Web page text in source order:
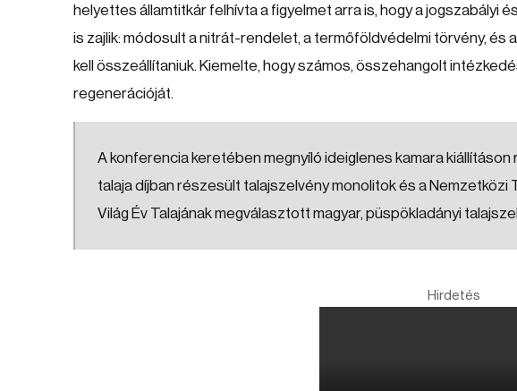
helyettes államtitkár felhívta a figyelmet arra is, hogy a jogszabályi
is zajlik: módosult a nitrát-rendelet, a termőföldvédelmi törvény, és
kell összeállítaniuk. Kiemelte, hogy számos, összehangolt
regenerációját.
A konferencia keretében megnyíló ideiglenes kamara
talaja díjban részesült talajszelvény monolitok és a Nemzetközi
Világ Év Talajának megválasztott magyar, püspökladányi
Hirdetés